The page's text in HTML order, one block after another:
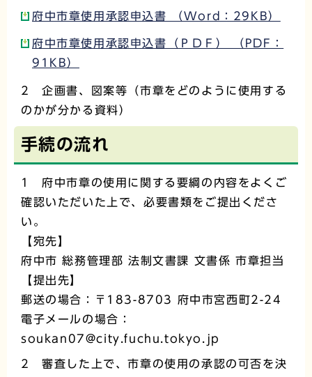
府中市章使用承認申込書 （Word：29KB）
府中市章使用承認申込書（ＰＤＦ） （PDF：
91KB）
2 企画書、図案等（市章をどのように使用する
のかが分かる資料）
手続の流れ
1 府中市章の使用に関する要綱の内容をよくご
確認いただいた上で、必要書類をご提出くださ
い。
【宛先】
府中市 総務管理部 法制文書課 文書係 市章担当
【提出先】
郵送の場合：〒183-8703 府中市宮西町2-24
電子メールの場合：
soukan07@city.fuchu.tokyo.jp
2 審査した上で、市章の使用の承認の可否を決